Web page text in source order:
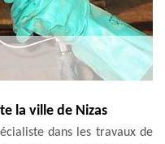
la ville de Nizas
dans les travaux de